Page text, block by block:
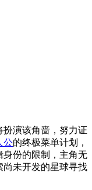
演该角啬，努力证
公的终极菜单计划，
身份的限制，主角无
尚未开发的星球寻找